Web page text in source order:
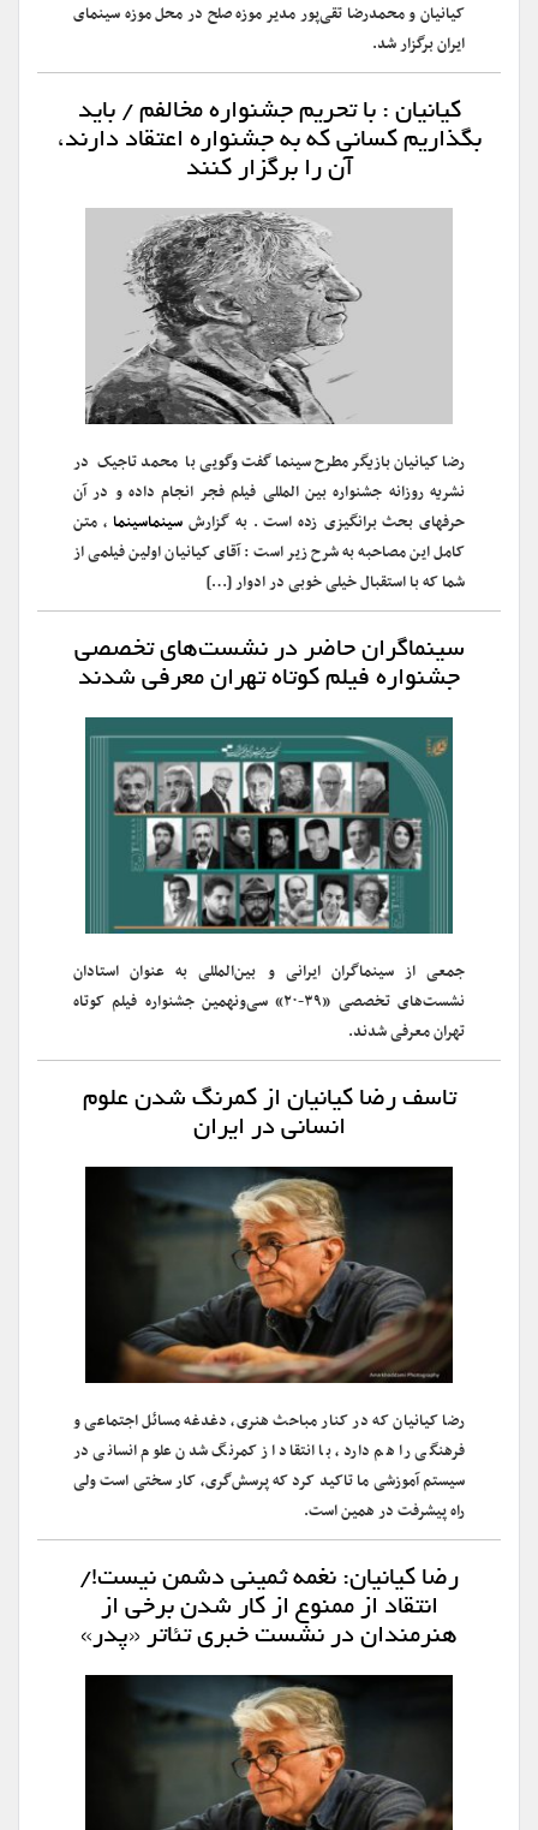
کیانیان و محمدرضا تقی‌پور مدیر موزه صلح در محل موزه سینمای
ایران برگزار شد.
کیانیان : با تحریم جشنواره مخالفم / باید
بگذاریم کسانی که به جشنواره اعتقاد دارند،
آن را برگزار کنند
رضا کیانیان بازیگر مطرح سینما گفت وگویی با محمد تاجیک در
نشریه روزانه جشنواره بین المللی فیلم فجر انجام داده و در آن
حرفهای بحث برانگیزی زده است . به گزارش سینماسینما، متن
کامل این مصاحبه به شرح زیر است : آقای کیانیان اولین فیلمی از
شما که با استقبال خیلی خوبی در ادوار […]
سینماگران حاضر در نشست‌های تخصصی
جشنواره فیلم کوتاه تهران معرفی شدند
جمعی از سینماگران ایرانی و بین‌المللی به عنوان استادان
نشست‌های تخصصی «۳۹-۲۰» سی‌ونهمین جشنواره فیلم کوتاه
تهران معرفی شدند.
تاسف رضا کیانیان از کمرنگ شدن علوم
انسانی در ایران
رضا کیانیان که در کنار مباحث هنری، دغدغه مسائل اجتماعی و
فرهنگی را هم دارد، با انتقاد از کمرنگ شدن علوم انسانی در
سیستم آموزشی ما تاکید کرد که پرسش‌گری، کار سختی است ولی
راه پیشرفت در همین است.
رضا کیانیان: نغمه ثمینی دشمن نیست!/
انتقاد از ممنوع از کار شدن برخی از
هنرمندان در نشست خبری تئاتر «پدر»